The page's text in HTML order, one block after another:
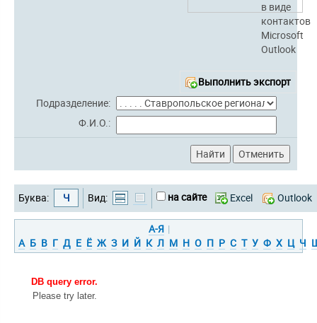
в виде
контактов
Microsoft
Outlook
Выполнить экспорт
Подразделение:
Ф.И.О.:
Буква: Ч Вид: на сайте Excel Outlook
А-Я |
А Б В Г Д Е Ё Ж З И Й К Л М Н О П Р С Т У Ф Х Ц Ч
DB query error.
Please try later.